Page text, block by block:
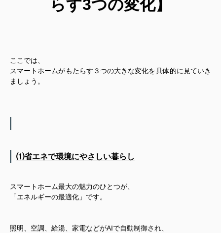
らす3つの変化】
ここでは、
スマートホームがもたらす３つの大きな変化を具体的に見ていき
ましょう。
⑴省エネで環境にやさしい暮らし
スマートホーム最大の魅力のひとつが、
「エネルギーの最適化」です。
照明、空調、給湯、家電などがAIで自動制御され、